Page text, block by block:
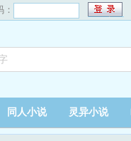
：
同人小说 灵异小说